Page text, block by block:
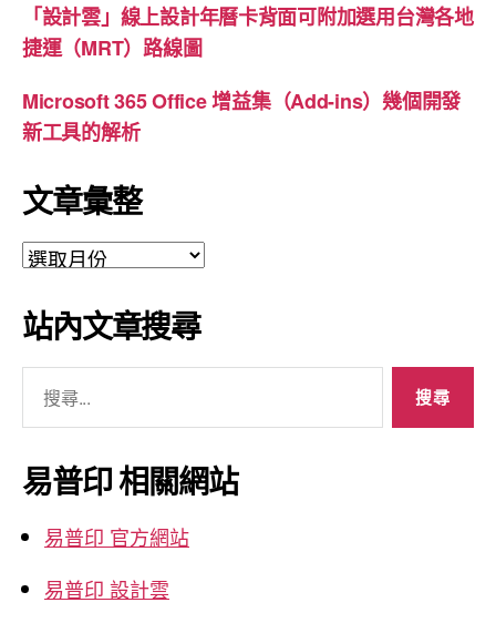
「設計雲」線上設計年曆卡背面可附加選用台灣各地
捷運（MRT）路線圖
Microsoft 365 Office 增益集（Add-ins）幾個開發
新工具的解析
文章彙整
文
彙
整
站內文章搜尋
關
鍵
字:
易普印 相關網站
易普印 官方網站
易普印 設計雲